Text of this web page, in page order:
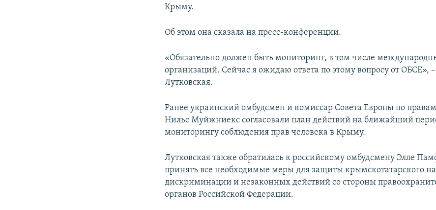
Крыму.
Об этом она сказала на пресс-конференции.
«Обязательно должен быть мониторинг, в том числе
организаций. Сейчас я ожидаю ответа по этому вопросу от ОБСЕ», –
Лутковская.
Ранее украинский омбудсмен и комиссар Совета Европы по
Нильс Муйжниекс согласовали план действий на ближайший
мониторингу соблюдения прав человека в Крыму.
Лутковская также обратилась к российскому омбудсмену Элле
принять все необходимые меры для защиты крымскотатарского
дискриминации и незаконных действий со стороны
органов Российской Федерации.